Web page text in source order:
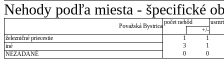
Nehody podľa miesta - špecifické
Považská Bystrica
počet nehôd
+/-
železničné priecestie
1
1
iné
3
1
NEZADANÉ
0 0